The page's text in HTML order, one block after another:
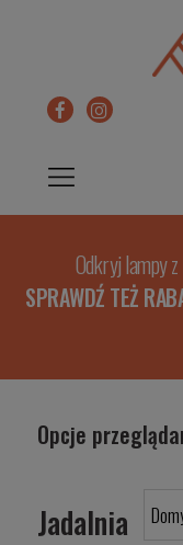
Odkryj lampy
SPRAWDŹ TEŻ
Opcje
Jadalnia